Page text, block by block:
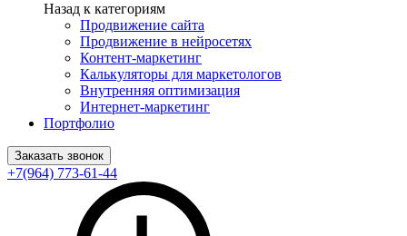
Назад к категориям
Продвижение сайта
Продвижение в нейросетях
Контент-маркетинг
Калькуляторы для маркетологов
Внутренняя оптимизация
Интернет-маркетинг
Портфолио
Заказать звонок
+7(964) 773-61-44